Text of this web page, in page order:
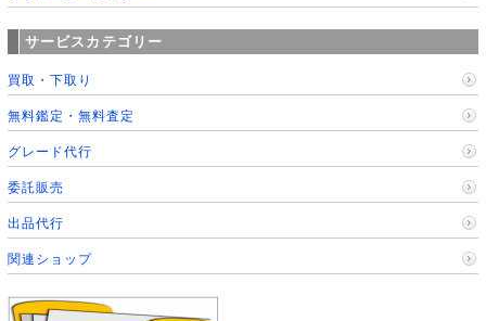
サービスカテゴリー
買取・下取り
無料鑑定・無料査定
グレード代行
委託販売
出品代行
関連ショップ